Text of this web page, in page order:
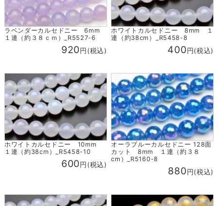
ラベンダーカルセドニー 6mm
１連（約３８ｃｍ）_R5527-6
920円(税込)
ホワイトカルセドニー 8mm １
連（約38cm）_R5458-8
400円(税込)
ホワイトカルセドニー 10mm
１連（約38cm）_R5458-10
600円(税込)
オーラブルーカルセドニー 128面
カット 8mm １連（約３８
cm）_R5160-8
880円(税込)